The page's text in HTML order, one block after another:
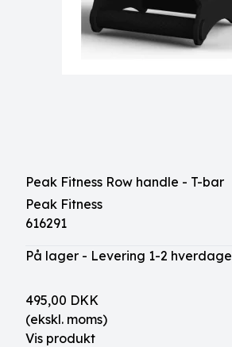
Peak Fitness Row handle - T-bar
Peak Fitness
616291
På lager - Levering 1-2 hverdage
495,00 DKK
(ekskl. moms)
Vis produkt